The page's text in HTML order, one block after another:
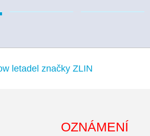
letadel značky ZLIN
OZNÁMENÍ